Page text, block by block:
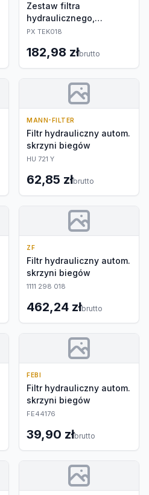
Zestaw filtra
hydraulicznego,
automatyczna skrzynia
PX TEK018
182,98 złbrutto
MANN-FILTER
Filtr hydrauliczny autom.
skrzyni biegów
HU 721 Y
62,85 złbrutto
ZF
Filtr hydrauliczny autom.
skrzyni biegów
1111 298 018
462,24 złbrutto
FEBI
Filtr hydrauliczny autom.
skrzyni biegów
FE44176
39,90 złbrutto